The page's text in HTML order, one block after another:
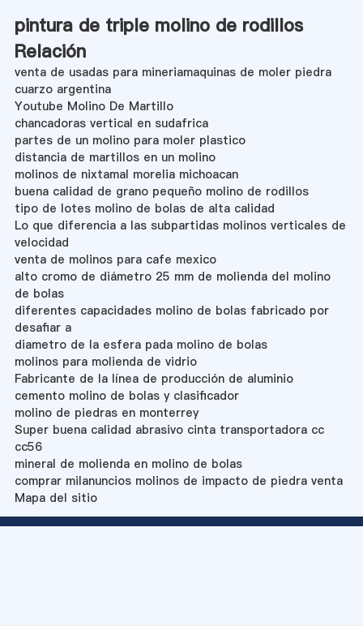
pintura de triple molino de rodillos
Relación
venta de usadas para mineriamaquinas de moler piedra
cuarzo argentina
Youtube Molino De Martillo
chancadoras vertical en sudafrica
partes de un molino para moler plastico
distancia de martillos en un molino
molinos de nixtamal morelia michoacan
buena calidad de grano pequeño molino de rodillos
tipo de lotes molino de bolas de alta calidad
Lo que diferencia a las subpartidas molinos verticales de
velocidad
venta de molinos para cafe mexico
alto cromo de diámetro 25 mm de molienda del molino
de bolas
diferentes capacidades molino de bolas fabricado por
desafiar a
diametro de la esfera pada molino de bolas
molinos para molienda de vidrio
Fabricante de la línea de producción de aluminio
cemento molino de bolas y clasificador
molino de piedras en monterrey
Super buena calidad abrasivo cinta transportadora cc
cc56
mineral de molienda en molino de bolas
comprar milanuncios molinos de impacto de piedra venta
Mapa del sitio